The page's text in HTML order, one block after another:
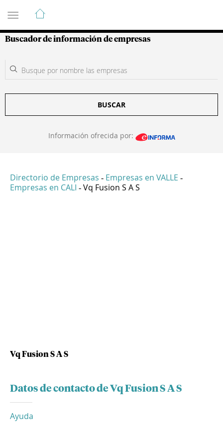
Guía de Empresas Colombianas
Buscador de información de empresas
BUSCAR
Información ofrecida por:
Directorio de Empresas - Empresas en VALLE -
Empresas en CALI - Vq Fusion S A S
Vq Fusion S A S
Datos de contacto de Vq Fusion S A S
Ayuda